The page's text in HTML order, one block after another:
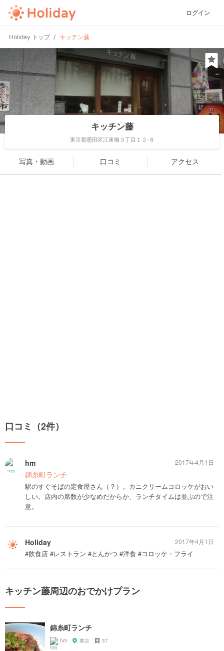
ログイン
Holiday トップ キッチン藤
キッチン藤
東京都墨田区江東橋３丁目１２-８
写真・動画 口コミ アクセス
口コミ（2件）
hm
錦糸町ランチ
駅のすぐそばの定食屋さん（？）。カニクリームコロッケがおい
しい。店内の席数が少なめだからか、ランチタイムは並ぶので注
意。
2017年4月1日
Holiday
#飲食店 #レストラン #とんかつ #洋食 #コロッケ・フライ
2017年4月1日
キッチン藤周辺のおでかけプラン
錦糸町ランチ
hm 東京 37